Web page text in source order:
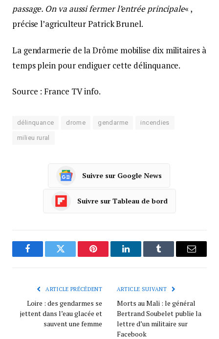
passage. On va aussi fermer l’entrée principale« ,
précise l’agriculteur Patrick Brunel.
La gendarmerie de la Drôme mobilise dix militaires à
temps plein pour endiguer cette délinquance.
Source : France TV info.
délinquance drome gendarme incendies
milieu rural
Suivre sur Google News
Suivre sur Tableau de bord
FacebookTwitter Pinterest LinkedInTumblr
ARTICLE PRÉCÉDENT
Loire : des gendarmes se
jettent dans l’eau glacée et
sauvent une femme
ARTICLE SUIVANT
Morts au Mali : le général
Bertrand Soubelet publie la
lettre d’un militaire sur
Facebook